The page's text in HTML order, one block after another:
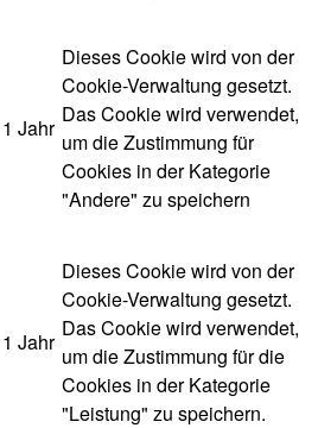
1 Jahr
Dieses Cookie wird von der
Cookie-Verwaltung gesetzt.
Das Cookie wird verwendet,
um die Zustimmung für
Cookies in der Kategorie
"Andere" zu speichern
1 Jahr
Dieses Cookie wird von der
Cookie-Verwaltung gesetzt.
Das Cookie wird verwendet,
um die Zustimmung für die
Cookies in der Kategorie
"Leistung" zu speichern.